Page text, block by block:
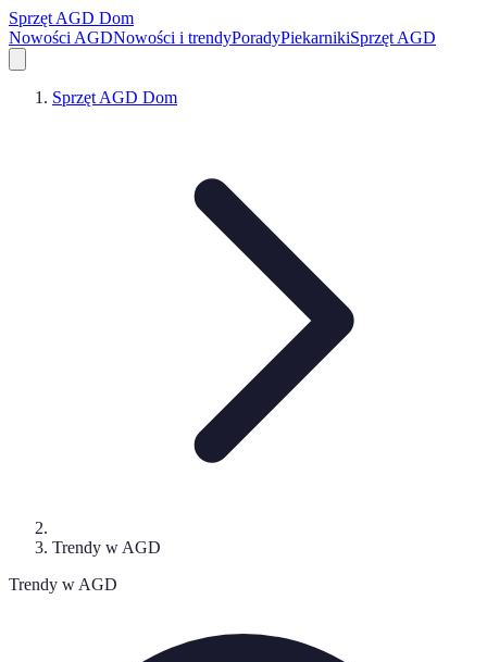
Sprzęt AGD Dom
Nowości AGDNowości i trendyPoradyPiekarnikiSprzęt AGD
Sprzęt AGD Dom
Trendy w AGD
Trendy w AGD